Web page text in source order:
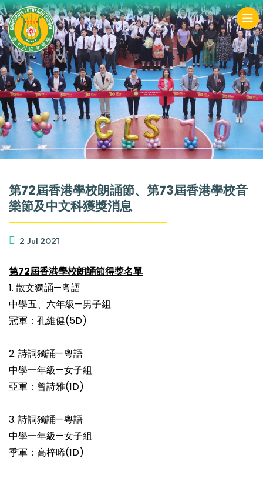
第72屆香港學校朗誦節、第73屆香港學校音
樂節及中文科獲獎消息
2 Jul 2021
第72屆香港學校朗誦節得獎名單
1. 散文獨誦—粵語
中學五、六年級—男子組
冠軍：孔維健(5D)
2. 詩詞獨誦—粵語
中學一年級—女子組
亞軍：曾詩雅(1D)
3. 詩詞獨誦—粵語
中學一年級—女子組
季軍：高梓晞(1D)